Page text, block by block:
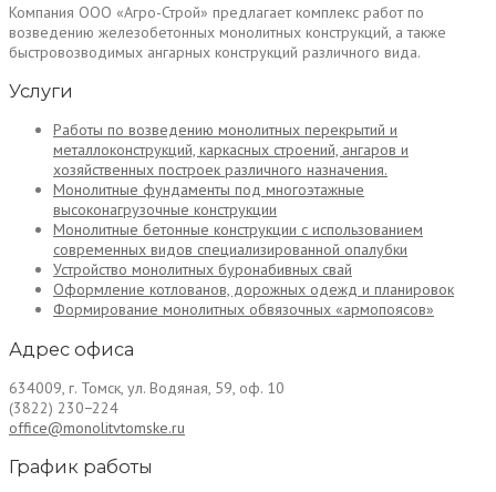
Компания ООО «Агро-Строй» предлагает комплекс работ по
возведению железобетонных монолитных конструкций, а также
быстровозводимых ангарных конструкций различного вида.
Услуги
Работы по возведению монолитных перекрытий и
металлоконструкций, каркасных строений, ангаров и
хозяйственных построек различного назначения.
Монолитные фундаменты под многоэтажные
высоконагрузочные конструкции
Монолитные бетонные конструкции с использованием
современных видов специализированной опалубки
Устройство монолитных буронабивных свай
Оформление котлованов, дорожных одежд и планировок
Формирование монолитных обвязочных «армопоясов»
Адрес офиса
634009, г. Томск, ул. Водяная, 59, оф. 10
(3822) 230−224
office@monolitvtomske.ru
График работы